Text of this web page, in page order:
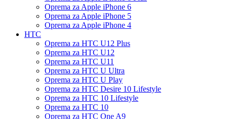
Oprema za Apple iPhone 6
Oprema za Apple iPhone 5
Oprema za Apple iPhone 4
HTC
Oprema za HTC U12 Plus
Oprema za HTC U12
Oprema za HTC U11
Oprema za HTC U Ultra
Oprema za HTC U Play
Oprema za HTC Desire 10 Lifestyle
Oprema za HTC 10 Lifestyle
Oprema za HTC 10
Oprema za HTC One A9